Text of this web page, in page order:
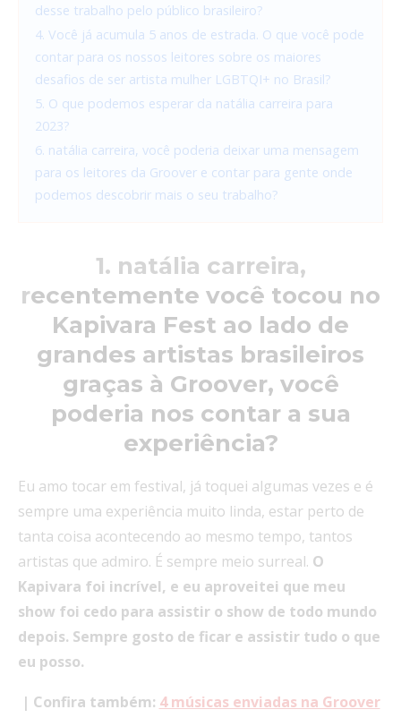
desse trabalho pelo público brasileiro?
4. Você já acumula 5 anos de estrada. O que você pode
contar para os nossos leitores sobre os maiores
desafios de ser artista mulher LGBTQI+ no Brasil?
5. O que podemos esperar da natália carreira para
2023?
6. natália carreira, você poderia deixar uma mensagem
para os leitores da Groover e contar para gente onde
podemos descobrir mais o seu trabalho?
1. natália carreira,
recentemente você tocou no
Kapivara Fest ao lado de
grandes artistas brasileiros
graças à Groover, você
poderia nos contar a sua
experiência?
Eu amo tocar em festival, já toquei algumas vezes e é
sempre uma experiência muito linda, estar perto de
tanta coisa acontecendo ao mesmo tempo, tantos
artistas que admiro. É sempre meio surreal. O
Kapivara foi incrível, e eu aproveitei que meu
show foi cedo para assistir o show de todo mundo
depois. Sempre gosto de ficar e assistir tudo o que
eu posso.
| Confira também: 4 músicas enviadas na Groover